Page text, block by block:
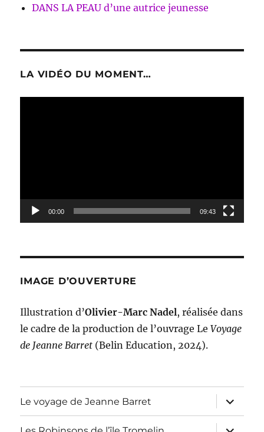
DANS LA PEAU d’une autrice jeunesse
LA VIDÉO DU MOMENT…
00:00 09:43
IMAGE D’OUVERTURE
Illustration d’Olivier-Marc Nadel, réalisée dans
le cadre de la production de l’ouvrage LeVoyage
de Jeanne Barret (Belin Education, 2024).
Le voyage de Jeanne Barret
ouvrir
le
sous-
menu
ouvrir